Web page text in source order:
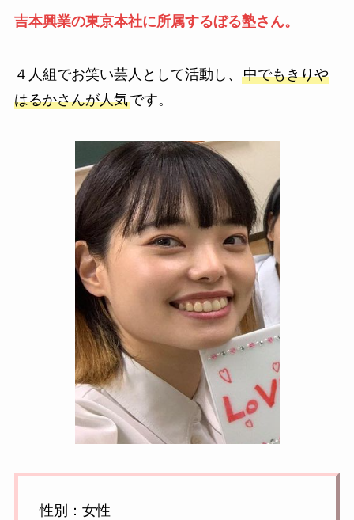
吉本興業の東京本社に所属するぼる塾さん。
４人組でお笑い芸人として活動し、 中でもきりや
はるかさんが人気です。
性別：女性